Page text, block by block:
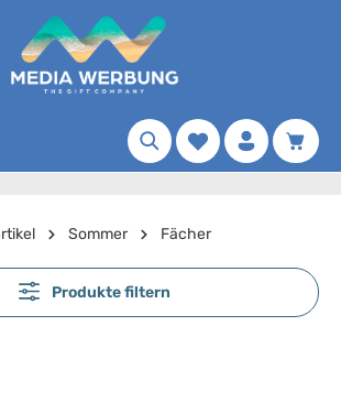
Merkzettel
Sommer Fächer
Produkte filtern